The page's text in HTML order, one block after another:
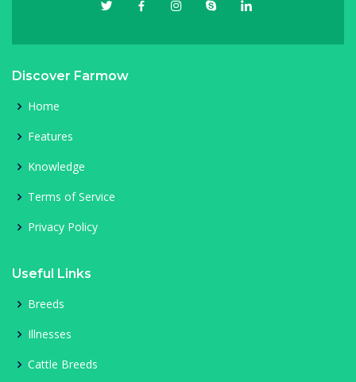
Discover Farmow
Home
Features
Knowledge
Terms of Service
Privacy Policy
Useful Links
Breeds
Illnesses
Cattle Breeds